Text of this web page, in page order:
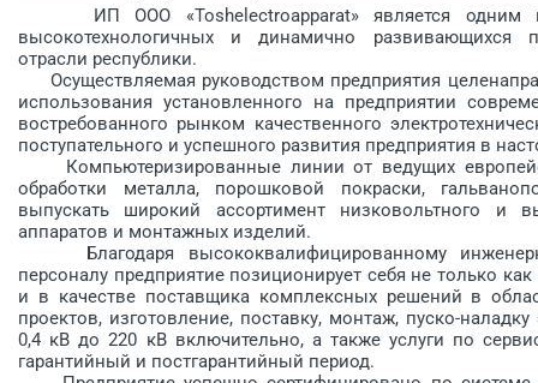
ИП ООО «Toshelectroapparat» является одним
высокотехнологичных и динамично развивающихся
отрасли респуб­лики.
Осуществляемая руководством предприятия
использования установленного на предприятии
востребованного рынком качественного
поступательного и успешного развития предприятия в
Компьютеризированные линии от ведущих
обработки металла, порошковой покраски,
выпускать широкий ассортимент низковольтного и
аппаратов и монтажных изделий.
Благодаря высококвалифицированному инженерно-
персоналу предприятие позиционирует себя не только
и в качестве поставщика комплексных решений в
проектов, изготовление, поставку, монтаж, пуско-
0,4 кВ до 220 кВ включительно, а также услуги по
гарантийный и постгарантийный период.